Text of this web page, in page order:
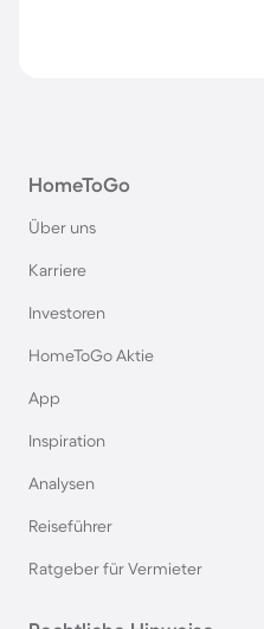
HomeToGo
Über uns
Karriere
Investoren
HomeToGo Aktie
App
Inspiration
Analysen
Reiseführer
Ratgeber für Vermieter